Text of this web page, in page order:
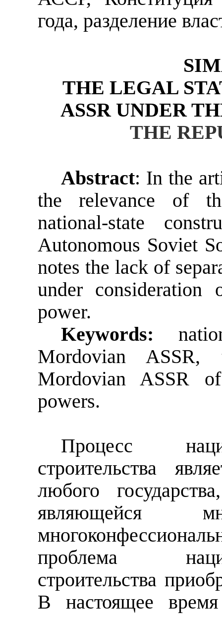
года, разделение
THE LEGAL
ASSR UNDER
THE
Abstract: In the
the relevance of
national-state
Autonomous Soviet
notes the lack of
under
power.
Keywords:
Mordovian
Mordovian ASSR
powers.
Процесс
строительства
любого
являющейся
проблема
строительства
В настоящее